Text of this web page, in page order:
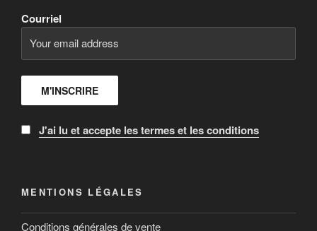
Courriel
J'ai lu et accepte les termes et les conditions
MENTIONS LÉGALES
Conditions générales de vente